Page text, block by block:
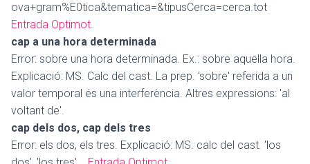
ova+gram%E0tica&tematica=&tipusCerca=cerca.tot
Entrada Optimot.
cap a una hora determinada
Error: sobre una hora determinada. Ex.: sobre aquella hora.
Explicació: MS. Calc del cast. La prep. 'sobre' referida a un
valor temporal és una interferència. Altres expressions: 'al
voltant de'.
cap dels dos, cap dels tres
Error: els dos, els tres. Explicació: MS. calc del cast. 'los